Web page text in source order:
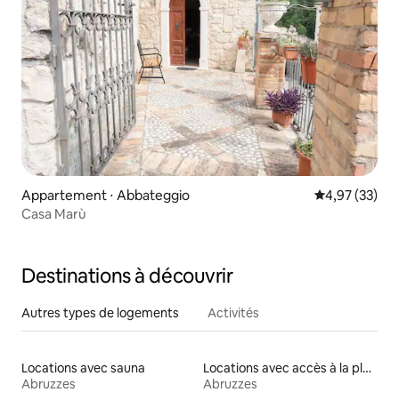
Appartement ⋅ Abbateggio Évaluation
4,97 (33)
Casa Marù
Destinations à découvrir
Autres types de logements Activités
Locations avec sauna
Abruzzes
Locations avec accès à la plage
Abruzzes